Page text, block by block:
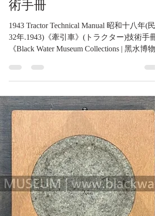
2023年9月27日 讀畢需時 53 分鐘
履車類收藏品
《牽引車》(トラクター)技
術手冊
1943 Tractor Technical Manual 昭和十八年(民
32年.1943)《牽引車》(トラクター)技術手冊
《Black Water Museum Collections | 黑水博物
館藏》 牽引車(トラク夕一)，渡邊隆之助著
自研社刊，(民國32年|主曆1943年)昭和18年
《Black Water Museum Collections | 黑水博物
館藏》 1.基本資料 文物名稱：昭和十八年(